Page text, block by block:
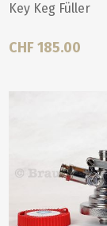
Key Keg Füller
CHF 185.00